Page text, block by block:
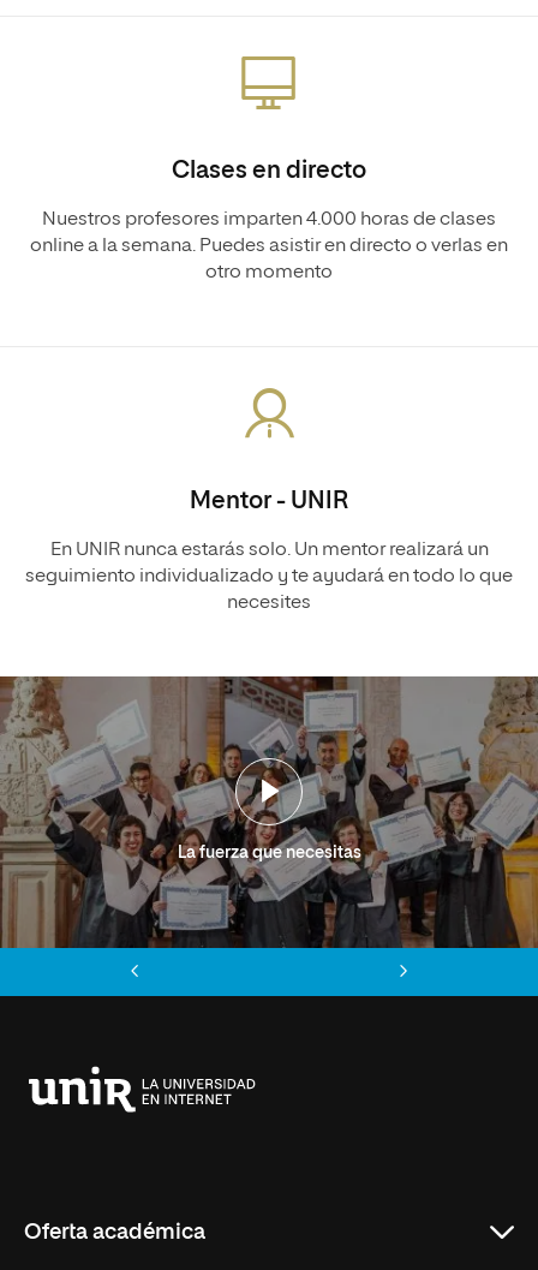
Clases en directo
Nuestros profesores imparten 4.000 horas de clases
online a la semana. Puedes asistir en directo o verlas en
otro momento
Mentor - UNIR
En UNIR nunca estarás solo. Un mentor realizará un
seguimiento individualizado y te ayudará en todo lo que
necesites
La fuerza que necesitas
Oferta académica